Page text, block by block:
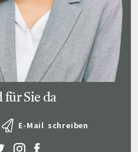
für Sie da
E-Mail schreiben